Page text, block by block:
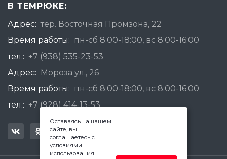
В ТЕМРЮКЕ:
Адрес: тер. Восточная Промзона, 22
Время работы: пн-сб 8:00-18:00, вс 8:00-16:00
тел.: +7 (938) 535-23-53
Адрес: Мороза ул., 26
Время работы: пн-сб 8:00-18:00, вс 8:00-16:00
тел.: +7 (928) 414-13-53
Оставаясь на нашем
сайте, вы
соглашаетесь с
условиями
использования